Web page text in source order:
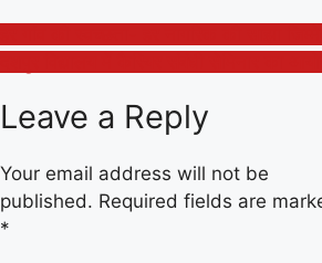
Post
navigation
Leave a Reply
Your email address will not be
published. Required fields are
*